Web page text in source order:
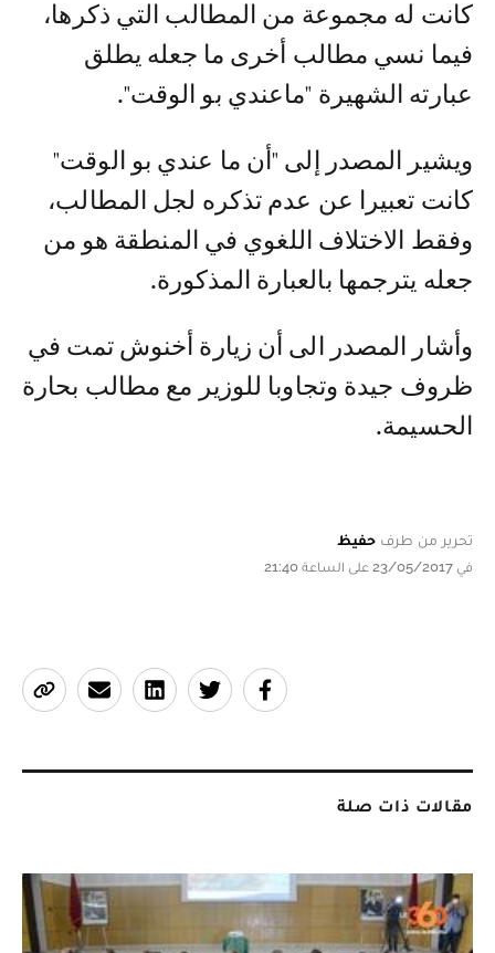
كانت له مجموعة من المطالب التي ذكرها،
فيما نسي مطالب أخرى ما جعله يطلق
عبارته الشهيرة "ماعندي بو الوقت".
ويشير المصدر إلى "أن ما عندي بو الوقت"
كانت تعبيرا عن عدم تذكره لجل المطالب،
وفقط الاختلاف اللغوي في المنطقة هو من
جعله يترجمها بالعبارة المذكورة.
وأشار المصدر الى أن زيارة أخنوش تمت في
ظروف جيدة وتجاوبا للوزير مع مطالب بحارة
الحسيمة.
تحرير من طرف حفيظ
في 23/05/2017 على الساعة 21:40
مقالات ذات صلة